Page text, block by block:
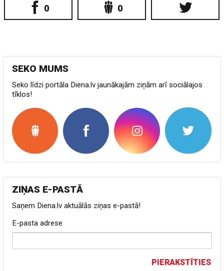
0 0
SEKO MUMS
Seko līdzi portāla Diena.lv jaunākajām ziņām arī sociālajos
tīklos!
ZIŅAS E-PASTĀ
Saņem Diena.lv aktuālās ziņas e-pastā!
E-pasta adrese
PIERAKSTĪTIES